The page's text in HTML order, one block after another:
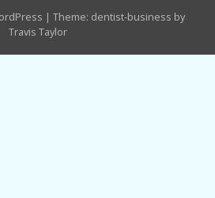
| Theme: dentist-business by
Travis Taylor